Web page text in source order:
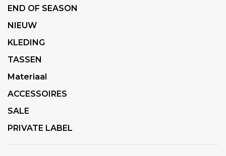
END OF SEASON
NIEUW
KLEDING
TASSEN
Materiaal
ACCESSOIRES
SALE
PRIVATE LABEL